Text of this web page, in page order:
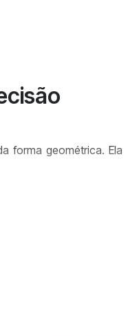
forma geométrica. Ela